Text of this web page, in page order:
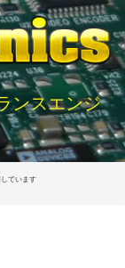
ンスエンジ
ています